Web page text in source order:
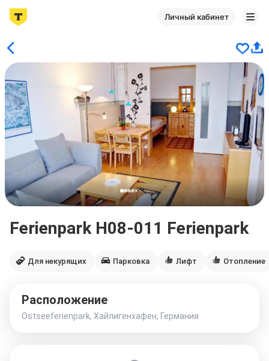
Личный кабинет
Ferienpark H08-011 Ferienpark
Для некурящих Парковка Лифт Отопление
Расположение
Ostseeferienpark, Хайлигенхафен, Германия